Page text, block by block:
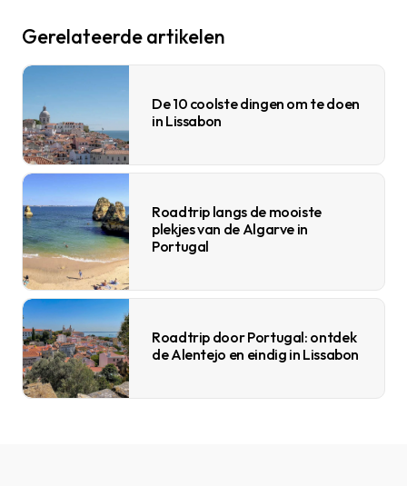
Gerelateerde artikelen
De 10 coolste dingen om te doen
in Lissabon
Roadtrip langs de mooiste
plekjes van de Algarve in
Portugal
Roadtrip door Portugal: ontdek
de Alentejo en eindig in Lissabon